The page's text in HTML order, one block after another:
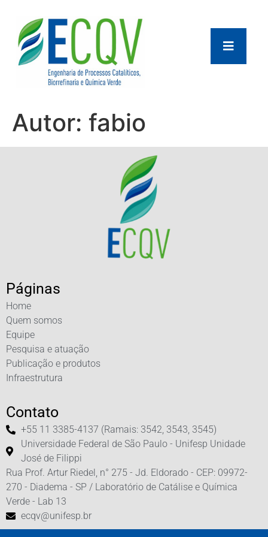
Autor: fabio
Páginas
Home
Quem somos
Equipe
Pesquisa e atuação
Publicação e produtos
Infraestrutura
Contato
+55 11 3385-4137 (Ramais: 3542, 3543, 3545)
Universidade Federal de São Paulo - Unifesp Unidade
José de Filippi
Rua Prof. Artur Riedel, n° 275 - Jd. Eldorado - CEP: 09972-
270 - Diadema - SP / Laboratório de Catálise e Química
Verde - Lab 13
ecqv@unifesp.br